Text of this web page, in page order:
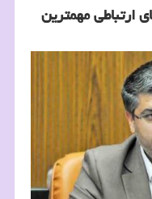
ارتباطی مهمترین